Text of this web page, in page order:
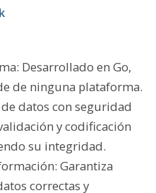
Desarrollado en Go,
de ninguna plataforma.
datos con seguridad
y codificación
su integridad.
Garantiza
correctas y